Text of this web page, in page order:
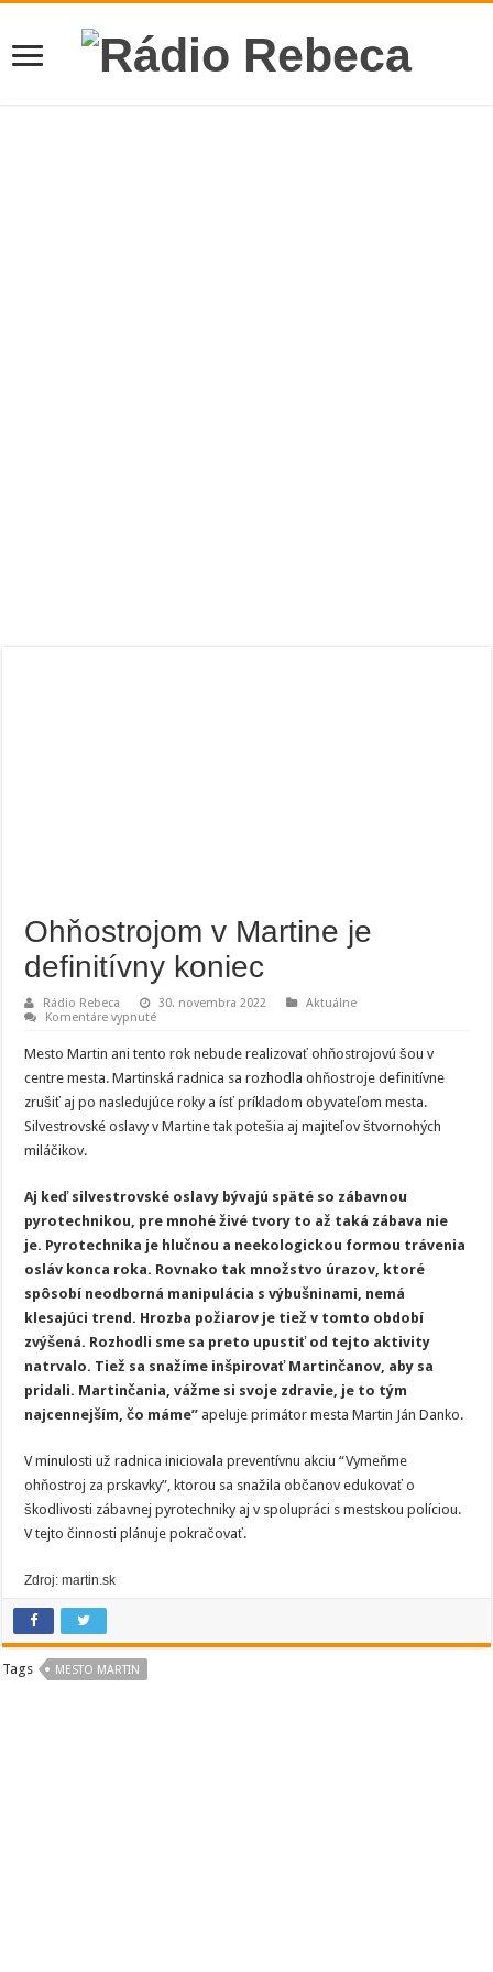
Ohňostrojom v Martine je
definitívny koniec
Rádio Rebeca 30. novembra 2022
Aktuálne
Komentáre vypnuténa
Martine
je
definitívny
koniec
Mesto Martin ani tento rok nebude realizovať ohňostrojovú šou v
centre mesta. Martinská radnica sa rozhodla ohňostroje definitívne
zrušiť aj po nasledujúce roky a ísť príkladom obyvateľom mesta.
Silvestrovské oslavy v Martine tak potešia aj majiteľov štvornohých
miláčikov.
Aj keď silvestrovské oslavy bývajú späté so zábavnou
pyrotechnikou, pre mnohé živé tvory to až taká zábava nie
je. Pyrotechnika je hlučnou a neekologickou formou trávenia
osláv konca roka. Rovnako tak množstvo úrazov, ktoré
spôsobí neodborná manipulácia s výbušninami, nemá
klesajúci trend. Hrozba požiarov je tiež v tomto období
zvýšená. Rozhodli sme sa preto upustiť od tejto aktivity
natrvalo. Tiež sa snažíme inšpirovať Martinčanov, aby sa
pridali. Martinčania, vážme si svoje zdravie, je to tým
najcennejším, čo máme” apeluje primátor mesta Martin Ján Danko.
V minulosti už radnica iniciovala preventívnu akciu “Vymeňme
ohňostroj za prskavky”, ktorou sa snažila občanov edukovať o
škodlivosti zábavnej pyrotechniky aj v spolupráci s mestskou políciou.
V tejto činnosti plánuje pokračovať.
Zdroj: martin.sk
Tags MESTO MARTIN